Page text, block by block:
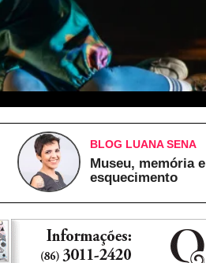
BLOG LUANA SENA
Museu, memória e
esquecimento